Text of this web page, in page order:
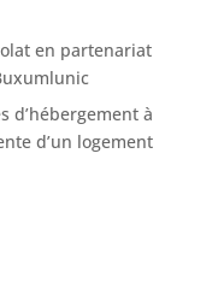
en partenariat
d’hébergement à
d’un logement